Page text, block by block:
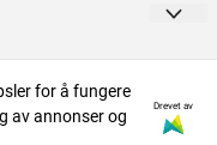
for å fungere
av annonser og
Drevet av